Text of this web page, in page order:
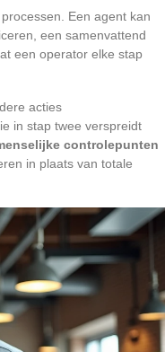
Een agent kan
een samenvattend
een operator elke stap
acties
in stap twee verspreidt
controlepunten
in plaats van totale